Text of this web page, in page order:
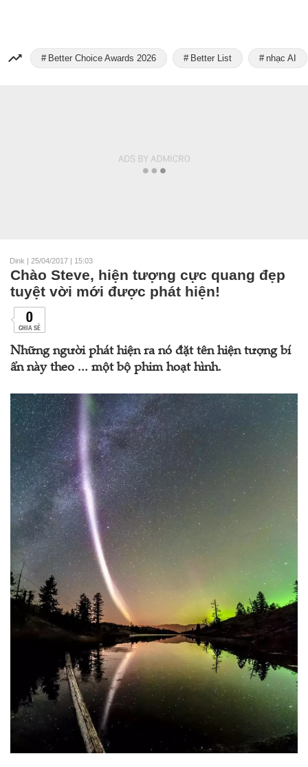
Better Choice Awards 2026 Better List nhạc AI
Dink | 25/04/2017 | 15:03
Chào Steve, hiện tượng cực quang đẹp
tuyệt vời mới được phát hiện!
0
CHIA SẺ
Những người phát hiện ra nó đặt tên hiện tượng bí
ẩn này theo ... một bộ phim hoạt hình.